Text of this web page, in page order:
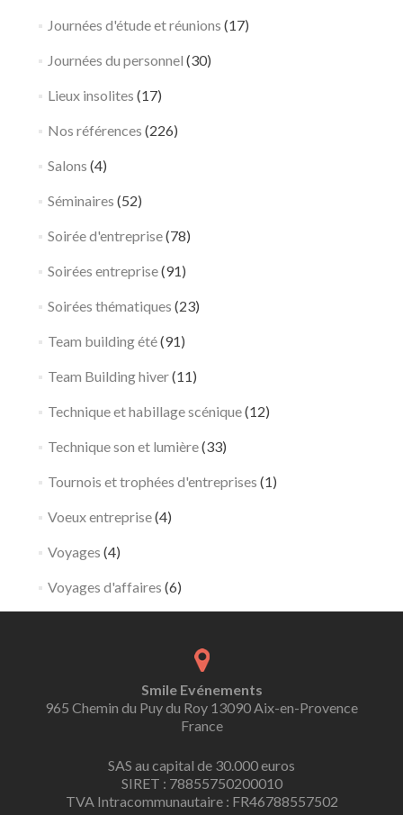
Journées d'étude et réunions (17)
Journées du personnel (30)
Lieux insolites (17)
Nos références (226)
Salons (4)
Séminaires (52)
Soirée d'entreprise(78)
Soirées entreprise(91)
Soirées thématiques (23)
Team building été(91)
Team Building hiver(11)
Technique et habillage scénique(12)
Technique son et lumière(33)
Tournois et trophées d'entreprises (1)
Voeux entreprise(4)
Voyages (4)
Voyages d'affaires (6)
Smile Evénements
965 Chemin du Puy du Roy 13090 Aix-en-Provence
France
SAS au capital de 30.000 euros
SIRET : 78855750200010
TVA Intracommunautaire : FR46788557502